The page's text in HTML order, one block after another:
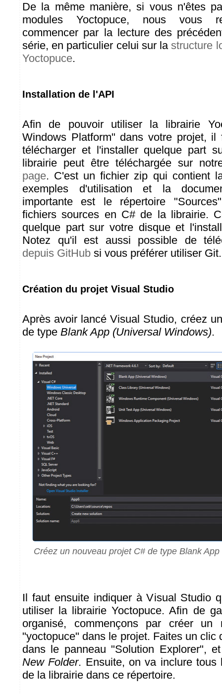
De la même manière, si vous n'êtes
modules Yoctopuce, nous vous
commencer par la lecture des
série, en particulier celui sur lastructure
Yoctopuce.
Installation de l'API
Afin de pouvoir utiliser la librairie
Windows Platform" dans votre projet, il
télécharger et l'installer quelque part
librairie peut être téléchargée sur
page. C'est un fichier zip qui contient
exemples d'utilisation et la
importante est le répertoire
fichiers sources en C# de la librairie.
quelque part sur votre disque et
Notez qu'il est aussi possible de
depuis GitHub si vous préférer utiliser Git.
Création du projet Visual Studio
Après avoir lancé Visual Studio, créez
de type Blank App (Universal Windows).
Créez un nouveau projet C# de type Blank
Il faut ensuite indiquer à Visual Studio
utiliser la librairie Yoctopuce. Afin de
organisé, commençons par créer un
"yoctopuce" dans le projet. Faites un clic
dans le panneau "Solution Explorer",
New Folder. Ensuite, on va inclure tous
de la librairie dans ce répertoire.